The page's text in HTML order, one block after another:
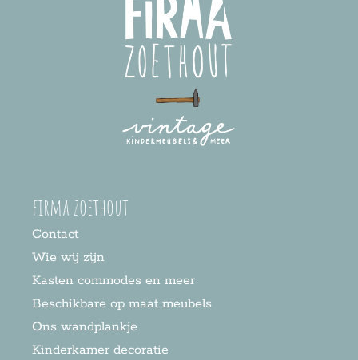
firma zoethout
Contact
Wie wij zijn
Kasten commodes en meer
Beschikbare op maat meubels
Ons wandplankje
Kinderkamer decoratie